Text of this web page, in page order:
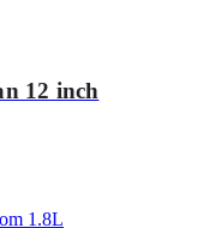
12 inch